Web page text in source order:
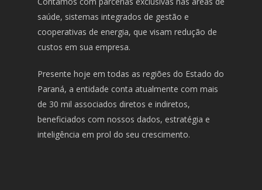
saúde, sistemas integrados de gestão e
cooperativas de energia, que visam redução de
custos em sua empresa.
Presente hoje em todas as regiões do Estado do
Paraná, a entidade conta atualmente com mais
de 30 mil associados diretos e indiretos,
beneficiados com nossos dados, estratégia e
inteligência em prol do seu crescimento.